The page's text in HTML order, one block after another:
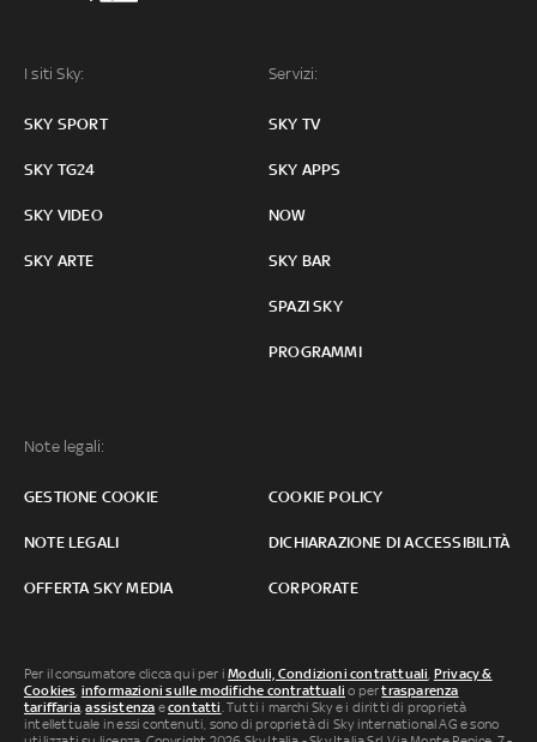
I siti Sky:
SKY SPORT
SKY TG24
SKY VIDEO
SKY ARTE
Servizi:
SKY TV
SKY APPS
NOW
SKY BAR
SPAZI SKY
PROGRAMMI
Note legali:
GESTIONE COOKIE COOKIE POLICY
NOTE LEGALI DICHIARAZIONE DI ACCESSIBILITÀ
OFFERTA SKY MEDIA CORPORATE
Per il consumatore clicca qui per iModuli, Condizioni contrattuali, Privacy &
Cookies, informazioni sulle modifiche contrattuali o pertrasparenza
tariffaria,assistenza econtatti. Tutti i marchi Sky e i diritti di proprietà
intellettuale in essi contenuti, sono di proprietà di Sky international AG e sono